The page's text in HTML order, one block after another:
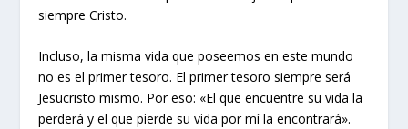
siempre Cristo.
Incluso, la misma vida que poseemos en este mundo
no es el primer tesoro. El primer tesoro siempre será
Jesucristo mismo. Por eso: «El que encuentre su vida la
perderá y el que pierde su vida por mí la encontrará».